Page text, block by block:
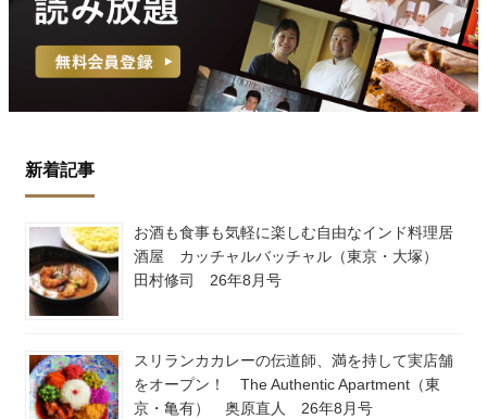
新着記事
お酒も食事も気軽に楽しむ自由なインド料理居
酒屋 カッチャルバッチャル（東京・大塚）
田村修司 26年8月号
スリランカカレーの伝道師、満を持して実店舗
をオープン！ The Authentic Apartment（東
京・亀有） 奥原直人 26年8月号